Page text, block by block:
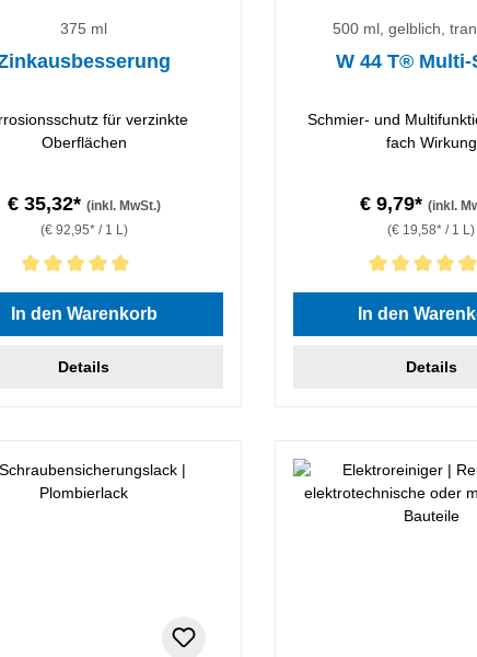
375 ml
für verzinkte
Oberflächen
€ 35,32* (inkl. MwSt.)
(€ 92,95* / 1 L)
Bewertung von 5 von 5 Sternen
In den Warenkorb
Details
500 ml, gelblich,
W 44 T® Multi-
Schmier- und
fach Wirkung
€ 9,79*(inkl.
(€ 19,58* / 1 L)
Durchschnittliche
In den
Details